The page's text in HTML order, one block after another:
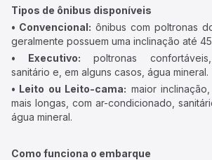
Tipos de ônibus disponíveis
• Convencional: ônibus com poltronas
geralmente possuem uma inclinação até
• Executivo: poltronas confortáveis,
sanitário e, em alguns casos, água mineral.
• Leito ou Leito-cama: maior
mais longas, com ar-condicionado,
água mineral.
Como funciona o embarque